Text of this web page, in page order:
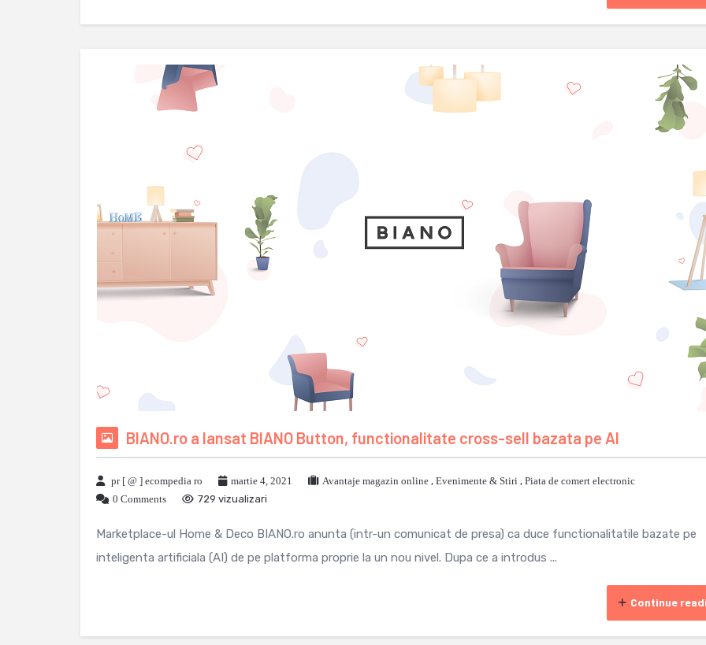
BIANO.ro a lansat BIANO Button, functionalitate cross-sell bazata pe AI
pr [ @ ] ecompedia ro martie 4, 2021 Avantaje magazin online , Evenimente & Stiri , Piata de comert electronic
0 Comments
729 vizualizari
Marketplace-ul Home & Deco BIANO.ro anunta (intr-un comunicat de presa) ca duce functionalitatile bazate pe
inteligenta artificiala (AI) de pe platforma proprie la un nou nivel. Dupa ce a introdus ...
Continue